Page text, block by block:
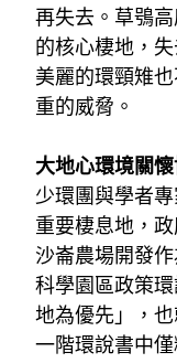
再失去。草鴞
的核心棲地，
美麗的環頸雉
重的威脅。
大地心環境關
少環團與學者
重要棲息地，
沙崙農場開發
科學園區政策
地為優先」，
一階環說書中